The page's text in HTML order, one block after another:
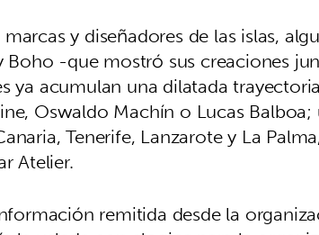
y diseñadores de las islas,
Boho -que mostró sus creaciones
ya acumulan una dilatada
Oswaldo Machín o Lucas
Tenerife, Lanzarote y La
Atelier.
remitida desde la